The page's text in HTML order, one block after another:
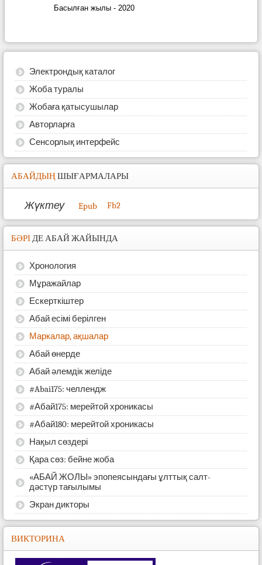
Басылған жылы - 2020
Электрондық каталог
Жоба туралы
Жобаға қатысушылар
Авторларға
Сенсорлық интерфейс
АБАЙДЫҢШЫҒАРМАЛАРЫ
Жүктеу Epub Fb2
БӘРІДЕ АБАЙ ЖАЙЫНДА
Хронология
Мұражайлар
Ескерткіштер
Абай есімі берілген
Маркалар, ақшалар
Абай өнерде
Абай әлемдік желіде
#Abai175: челлендж
#Абай175: мерейтой хроникасы
#Абай180: мерейтой хроникасы
Нақыл сөздері
Қара сөз: бейне жоба
«АБАЙ ЖОЛЫ» эпопеясындағы ұлттық салт-
дәстүр тағылымы
Экран дикторы
ВИКТОРИНА